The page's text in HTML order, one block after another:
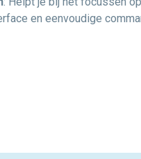
en eenvoudige